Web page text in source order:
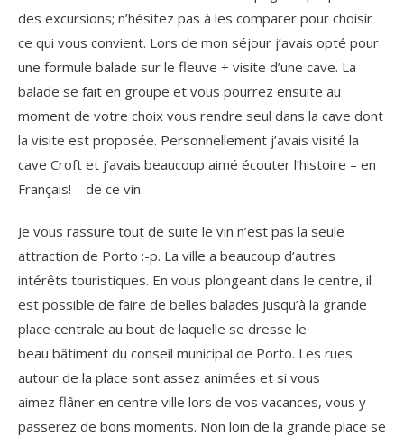
des excursions; n’hésitez pas à les comparer pour choisir
ce qui vous convient. Lors de mon séjour j’avais opté pour
une formule balade sur le fleuve + visite d’une cave. La
balade se fait en groupe et vous pourrez ensuite au
moment de votre choix vous rendre seul dans la cave dont
la visite est proposée. Personnellement j’avais visité la
cave Croft et j’avais beaucoup aimé écouter l’histoire – en
Français! – de ce vin.
Je vous rassure tout de suite le vin n’est pas la seule
attraction de Porto :-p. La ville a beaucoup d’autres
intérêts touristiques. En vous plongeant dans le centre, il
est possible de faire de belles balades jusqu’à la grande
place centrale au bout de laquelle se dresse le
beau bâtiment du conseil municipal de Porto. Les rues
autour de la place sont assez animées et si vous
aimez flâner en centre ville lors de vos vacances, vous y
passerez de bons moments. Non loin de la grande place se